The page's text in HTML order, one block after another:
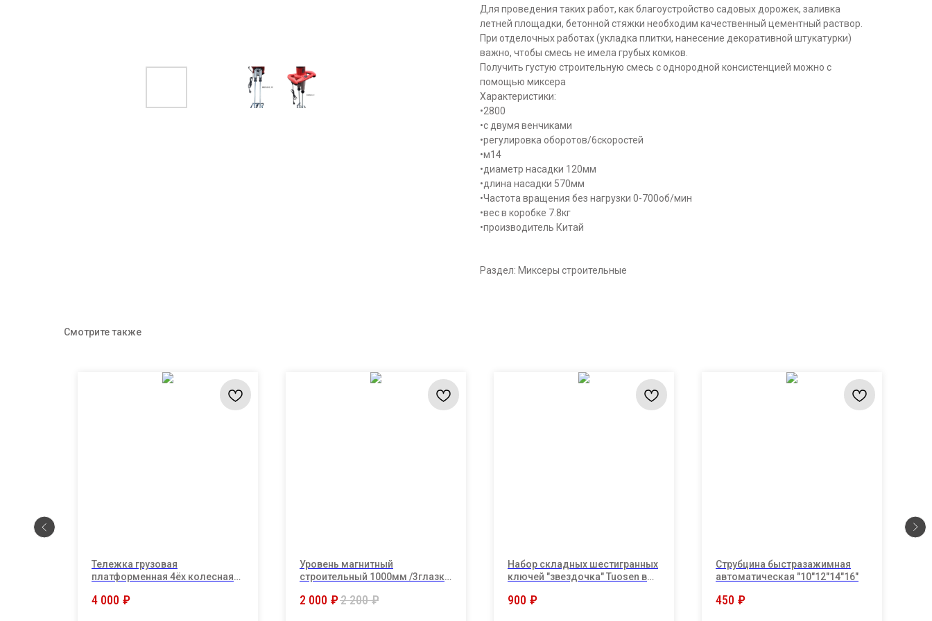
Для проведения таких работ, как благоустройство садовых дорожек, заливка
летней площадки, бетонной стяжки необходим качественный цементный раствор.
При отделочных работах (укладка плитки, нанесение декоративной штукатурки)
важно, чтобы смесь не имела грубых комков.
Получить густую строительную смесь с однородной консистенцией можно с
помощью миксера
Характеристики:
•2800
•с двумя венчиками
•регулировка оборотов/6скоростей
•м14
•диаметр насадки 120мм
•длина насадки 570мм
•Частота вращения без нагрузки 0-700об/мин
•вес в коробке 7.8кг
•производитель Китай
Раздел: Миксеры строительные
Смотрите также
Тележка грузовая
платформенная 4ёх колесная
,ширина 44.5см
4 000 ₽
Уровень магнитный
строительный 1000мм /3глазка
2 000 ₽2 200 ₽
Набор складных шестигранных
ключей "звездочка" Tuosen в
900 ₽
Струбцина быстразажимная
автоматическая "10"12"14"16"
450 ₽